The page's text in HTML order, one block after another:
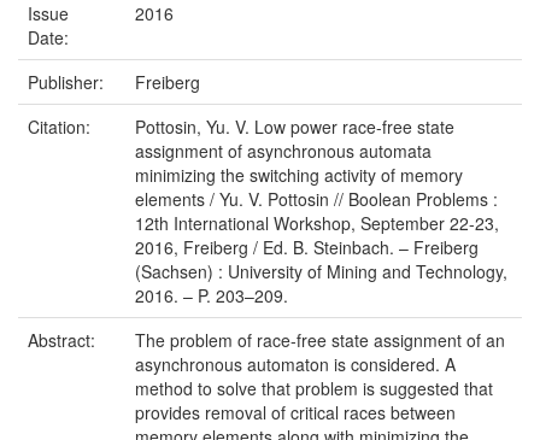
Issue
Date:
2016
Publisher:
Freiberg
Citation:
Pottosin, Yu. V. Low power race-free state
assignment of asynchronous automata
minimizing the switching activity of memory
elements / Yu. V. Pottosin // Boolean Problems :
12th International Workshop, September 22-23,
2016, Freiberg / Ed. B. Steinbach. – Freiberg
(Sachsen) : University of Mining and Technology,
2016. – P. 203–209.
Abstract:
The problem of race-free state assignment of an
asynchronous automaton is considered. A
method to solve that problem is suggested that
provides removal of critical races between